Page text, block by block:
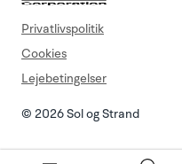
© 2026 Sol og Strand
Privatlivspolitik
Cookies
Lejebetingelser